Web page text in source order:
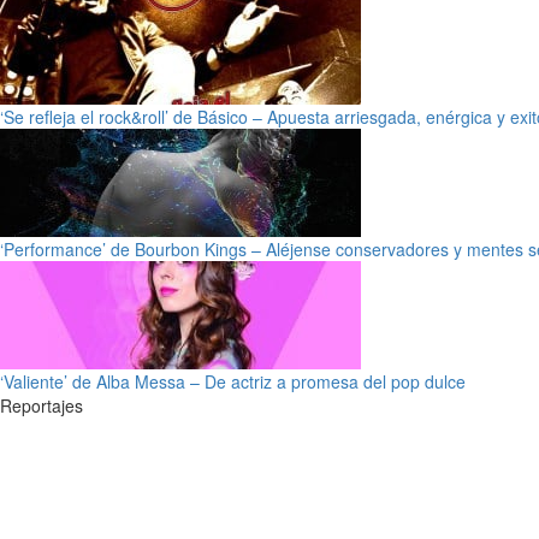
‘Se refleja el rock&roll’ de Básico – Apuesta arriesgada, enérgica y
‘Performance’ de Bourbon Kings – Aléjense conservadores y mentes
‘Valiente’ de Alba Messa – De actriz a promesa del pop dulce
Reportajes